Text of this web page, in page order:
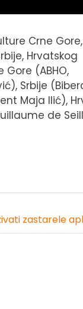
Crne Gore,
Hrvatskog
(ABHO,
Srbije
Maja Ilić),
de
zastarele